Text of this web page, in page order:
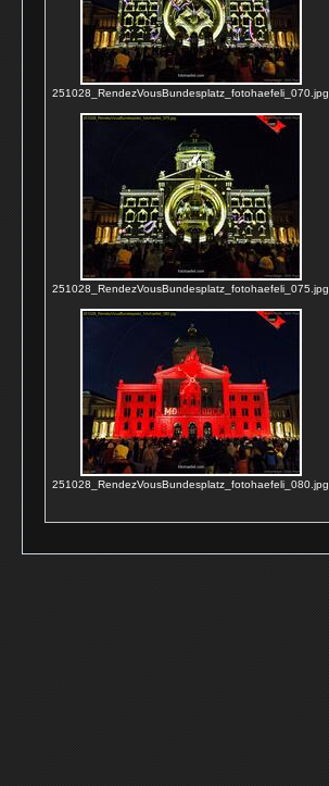
251028_RendezVousBundesplatz_fotohaefeli_070.jpg
251028_RendezVousBundesplatz_fotohaefeli_075.jpg
251028_RendezVousBundesplatz_fotohaefeli_080.jpg